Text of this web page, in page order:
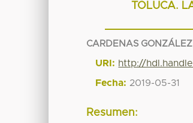
TOLUCA.
CARDENAS
URI: http://
Fecha: 2019-05-31
Resumen: